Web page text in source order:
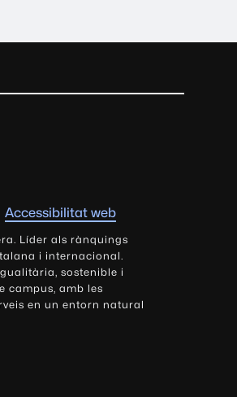
Accessibilitat web
Líder als rànquings
i internacional.
sostenible i
campus, amb les
en un entorn natural